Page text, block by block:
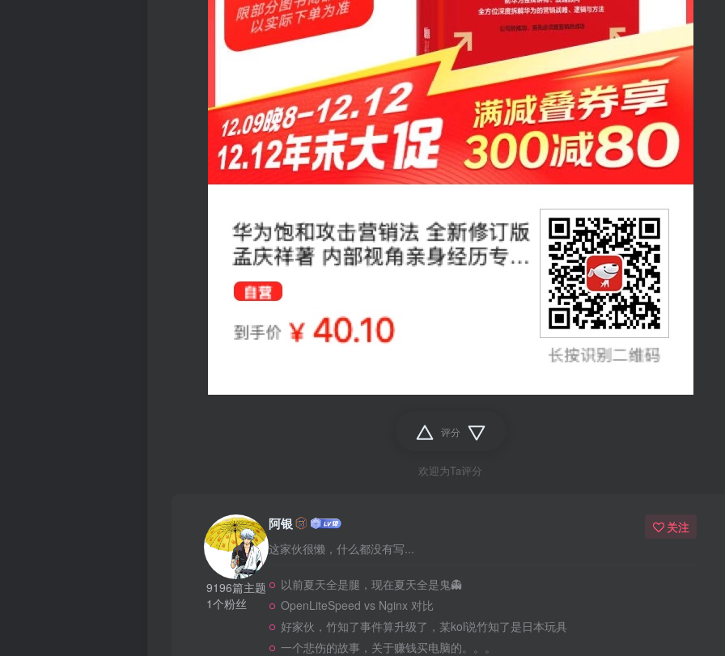
评分
欢迎为Ta评分
9196篇主题
1个粉丝
阿银
这家伙很懒，什么都没有写...
关注
以前夏天全是腿，现在夏天全是鬼👻
OpenLiteSpeed vs Nginx 对比
好家伙，竹知了事件算升级了，某kol说竹知了是日本玩具
一个悲伤的故事，关于赚钱买电脑的。。。